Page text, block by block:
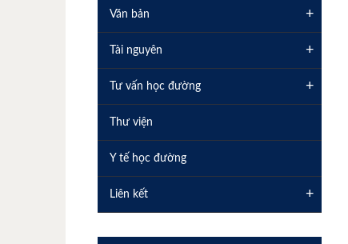
Văn bản +
Tài nguyên +
Tư vấn học đường +
Thư viện
Y tế học đường
Liên kết +